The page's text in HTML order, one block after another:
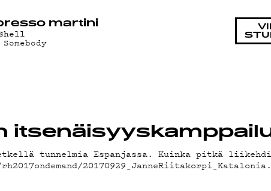
martini
tunnelmia Espanjassa. Kuinka pitkä